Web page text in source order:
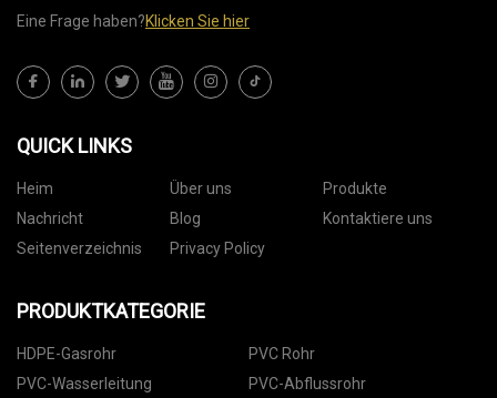
Eine Frage haben?Klicken Sie hier
QUICK LINKS
Heim Über uns
Produkte
Nachricht
Blog
Kontaktiere uns
Seitenverzeichnis
Privacy Policy
PRODUKTKATEGORIE
HDPE-Gasrohr
PVC Rohr
PVC-Wasserleitung
PVC-Abflussrohr